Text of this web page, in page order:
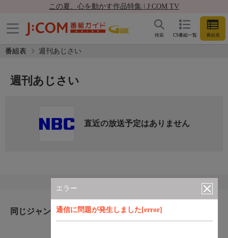
この夏、心を動かす作品特集 | J:COM TV
CS番組一覧 番組表
検索
番組表 週刊あじさい
エラー
通信に問題が発生しました[error]
週刊あじさい
直近の放送予定はありません
同じジャンルのおすすめ番組